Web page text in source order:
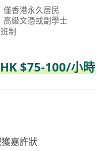
僅香港永久居民
高級文憑或副學士
制
HK $75-100/小時
嘉許狀